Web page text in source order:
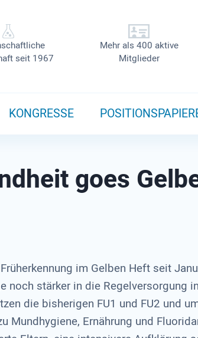
seit 1967
Mehr als 400 aktive
Mitglieder
KONGRESSE
goes
im Gelben Heft seit
noch stärker in die Regelversorgung
die bisherigen FU1 und FU2 und
Mundhygiene, Ernährung und